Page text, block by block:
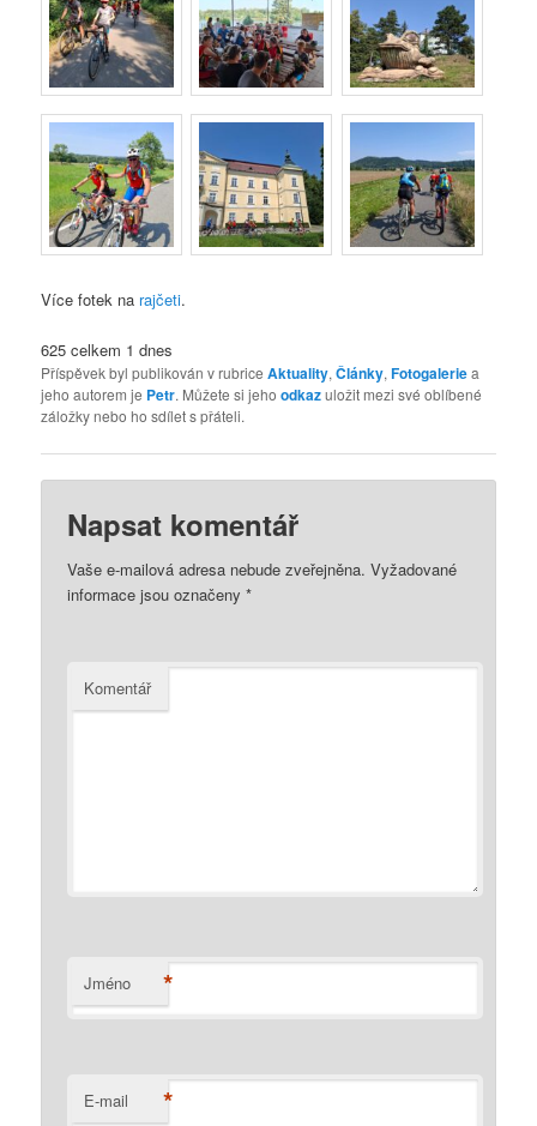
Více fotek na rajčeti.
625 celkem 1 dnes
Příspěvek byl publikován v rubriceAktuality,Články,Fotogaleriea
jeho autorem je Petr. Můžete si jehoodkazuložit mezi své oblíbené
záložky nebo ho sdílet s přáteli.
Napsat komentář
Vaše e-mailová adresa nebude zveřejněna. Vyžadované
informace jsou označeny*
Komentář
Jméno *
E-mail *